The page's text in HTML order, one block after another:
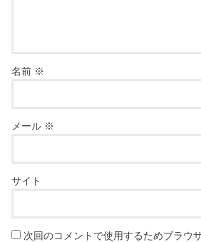
名前 ※
メール ※
サイト
次回のコメントで使用するためブラウ